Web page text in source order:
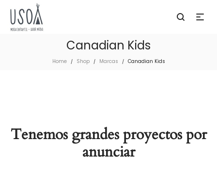
Canadian Kids
Home / Shop / Marcas / Canadian Kids
Tenemos grandes proyectos por
anunciar